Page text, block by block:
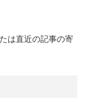
は直近の記事の寄